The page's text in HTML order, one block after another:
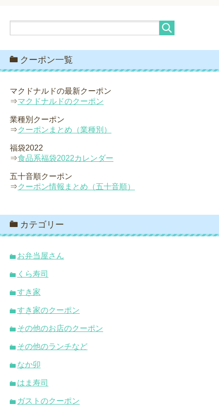
クーポン一覧
マクドナルドの最新クーポン
⇒マクドナルドのクーポン
業種別クーポン
⇒クーポンまとめ（業種別）
福袋2022
⇒食品系福袋2022カレンダー
五十音順クーポン
⇒クーポン情報まとめ（五十音順）
カテゴリー
お弁当屋さん
くら寿司
すき家
すき家のクーポン
その他のお店のクーポン
その他のランチなど
なか卯
はま寿司
ガストのクーポン